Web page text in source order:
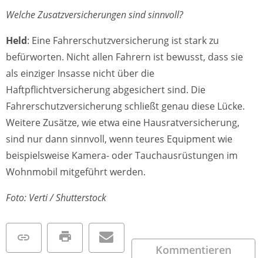
Welche Zusatzversicherungen sind sinnvoll?
Held: Eine Fahrerschutzversicherung ist stark zu
befürworten. Nicht allen Fahrern ist bewusst, dass sie
als einziger Insasse nicht über die
Haftpflichtversicherung abgesichert sind. Die
Fahrerschutzversicherung schließt genau diese Lücke.
Weitere Zusätze, wie etwa eine Hausratversicherung,
sind nur dann sinnvoll, wenn teures Equipment wie
beispielsweise Kamera- oder Tauchausrüstungen im
Wohnmobil mitgeführt werden.
Foto: Verti / Shutterstock
Kommentieren